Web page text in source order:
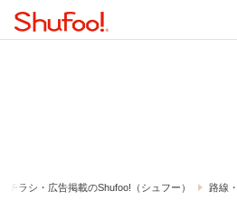
チラシ・​広告掲載の​Shufoo!​（シュフー） 路線